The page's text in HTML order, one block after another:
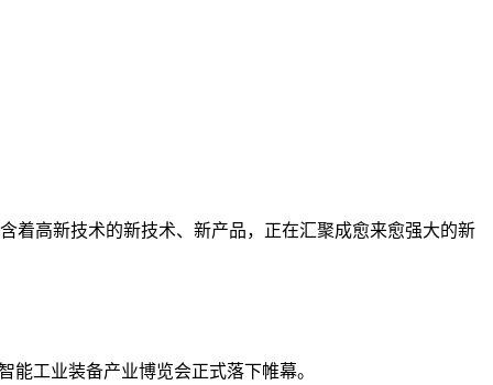
高新技术的新技术、新产品，正在汇聚成愈来愈强大的新
能工业装备产业博览会正式落下帷幕。